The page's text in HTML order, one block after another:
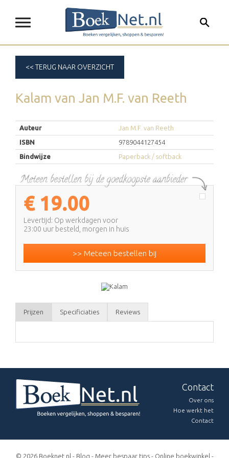
<< TERUG NAAR OVERZICHT
Kalam van Jan M.F. van Reeth
Auteur
Jan M.F. van Reeth
ISBN
9789044127454
Bindwijze
Paperback / softback
€ 19.00
Levertijd: Op werkdagen voor
23:00 uur besteld, morgen in huis
>> Meteen bestellen bij
Prijzen Specificiaties Reviews
Contact
Over ons
Hoe werkt het
Contact
© 2026 Boeknet.nl - Blog - Meer bespaar tips- Online boekwinkel -